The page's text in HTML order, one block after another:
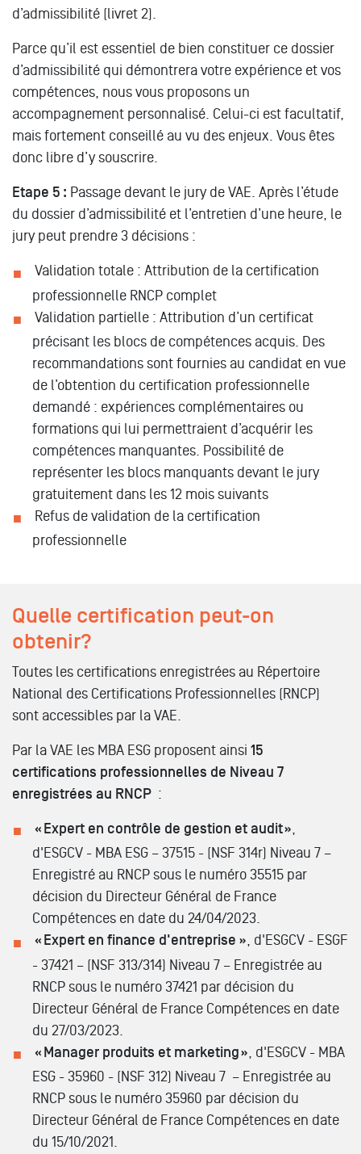
d’admissibilité (livret 2).
Parce qu’il est essentiel de bien constituer ce dossier
d’admissibilité qui démontrera votre expérience et vos
compétences, nous vous proposons un
accompagnement personnalisé. Celui-ci est facultatif,
mais fortement conseillé au vu des enjeux. Vous êtes
donc libre d’y souscrire.
Etape 5 : Passage devant le jury de VAE. Après l’étude
du dossier d’admissibilité et l’entretien d’une heure, le
jury peut prendre 3 décisions :
Validation totale : Attribution de la certification
professionnelle RNCP complet
Validation partielle : Attribution d’un certificat
précisant les blocs de compétences acquis. Des
recommandations sont fournies au candidat en vue
de l’obtention du certification professionnelle
demandé : expériences complémentaires ou
formations qui lui permettraient d’acquérir les
compétences manquantes. Possibilité de
représenter les blocs manquants devant le jury
gratuitement dans les 12 mois suivants
Refus de validation de la certification
professionnelle
Quelle certification peut-on
obtenir?
Toutes les certifications enregistrées au Répertoire
National des Certifications Professionnelles (RNCP)
sont accessibles par la VAE.
Par la VAE les MBA ESG proposent ainsi 15
certifications professionnelles de Niveau 7
enregistrées au RNCP :
« Expert en contrôle de gestion et audit »,
d'ESGCV - MBA ESG – 37515 - (NSF 314r) Niveau 7 –
Enregistré au RNCP sous le numéro 35515 par
décision du Directeur Général de France
Compétences en date du 24/04/2023.
« Expert en finance d'entreprise », d'ESGCV - ESGF
- 37421 – (NSF 313/314) Niveau 7 – Enregistrée au
RNCP sous le numéro 37421 par décision du
Directeur Général de France Compétences en date
du 27/03/2023.
« Manager produits et marketing » , d'ESGCV - MBA
ESG - 35960 - (NSF 312) Niveau 7 – Enregistrée au
RNCP sous le numéro 35960 par décision du
Directeur Général de France Compétences en date
du 15/10/2021.